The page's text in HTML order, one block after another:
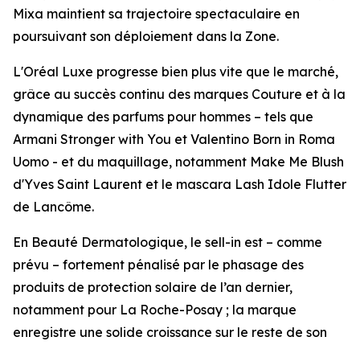
Mixa maintient sa trajectoire spectaculaire en
poursuivant son déploiement dans la Zone.
L'Oréal Luxe progresse bien plus vite que le marché,
grâce au succès continu des marques Couture et à la
dynamique des parfums pour hommes – tels que
Armani Stronger with You et Valentino Born in Roma
Uomo - et du maquillage, notamment Make Me Blush
d'Yves Saint Laurent et le mascara Lash Idole Flutter
de Lancôme.
En Beauté Dermatologique, le sell-in est – comme
prévu – fortement pénalisé par le phasage des
produits de protection solaire de l’an dernier,
notamment pour La Roche-Posay ; la marque
enregistre une solide croissance sur le reste de son